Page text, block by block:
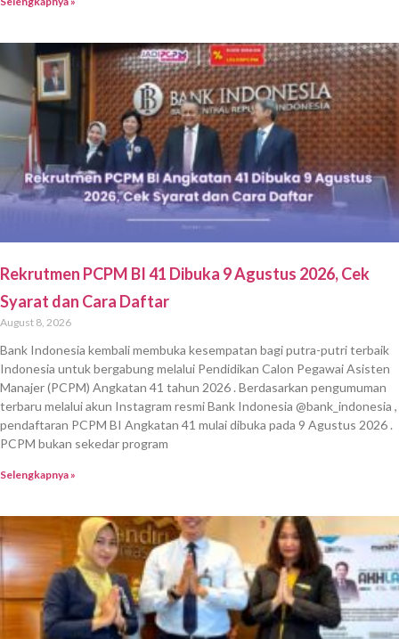
Rekrutmen PCPM BI 41 Dibuka 9 Agustus 2026, Cek
Syarat dan Cara Daftar
August 8, 2026
Bank Indonesia kembali membuka kesempatan bagi putra-putri terbaik
Indonesia untuk bergabung melalui Pendidikan Calon Pegawai Asisten
Manajer (PCPM) Angkatan 41 tahun 2026 . Berdasarkan pengumuman
terbaru melalui akun Instagram resmi Bank Indonesia @bank_indonesia ,
pendaftaran PCPM BI Angkatan 41 mulai dibuka pada 9 Agustus 2026 .
PCPM bukan sekedar program
Selengkapnya »